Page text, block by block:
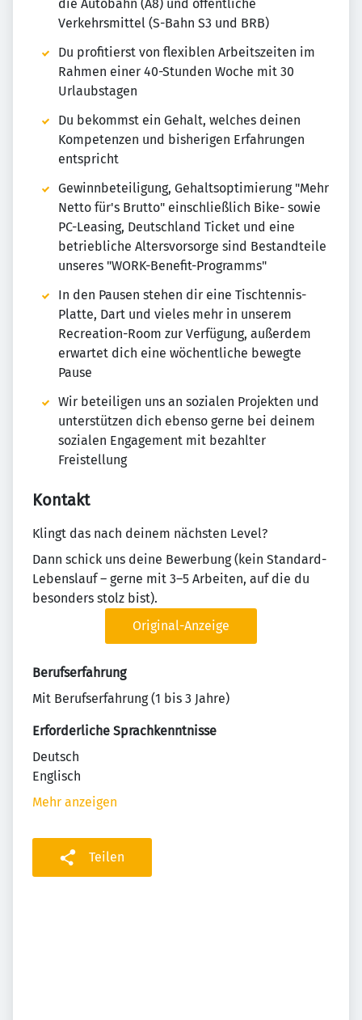
die Autobahn (A8) und öffentliche
Verkehrsmittel (S-Bahn S3 und BRB)
Du profitierst von flexiblen Arbeitszeiten im
Rahmen einer 40-Stunden Woche mit 30
Urlaubstagen
Du bekommst ein Gehalt, welches deinen
Kompetenzen und bisherigen Erfahrungen
entspricht
Gewinnbeteiligung, Gehaltsoptimierung "Mehr
Netto für's Brutto" einschließlich Bike- sowie
PC-Leasing, Deutschland Ticket und eine
betriebliche Altersvorsorge sind Bestandteile
unseres "WORK-Benefit-Programms"
In den Pausen stehen dir eine Tischtennis-
Platte, Dart und vieles mehr in unserem
Recreation-Room zur Verfügung, außerdem
erwartet dich eine wöchentliche bewegte
Pause
Wir beteiligen uns an sozialen Projekten und
unterstützen dich ebenso gerne bei deinem
sozialen Engagement mit bezahlter
Freistellung
Kontakt
Klingt das nach deinem nächsten Level?
Dann schick uns deine Bewerbung (kein Standard-
Lebenslauf – gerne mit 3–5 Arbeiten, auf die du
besonders stolz bist).
Original-Anzeige
Berufserfahrung
Mit Berufserfahrung (1 bis 3 Jahre)
Erforderliche Sprachkenntnisse
Deutsch
Englisch
Mehr anzeigen
Teilen